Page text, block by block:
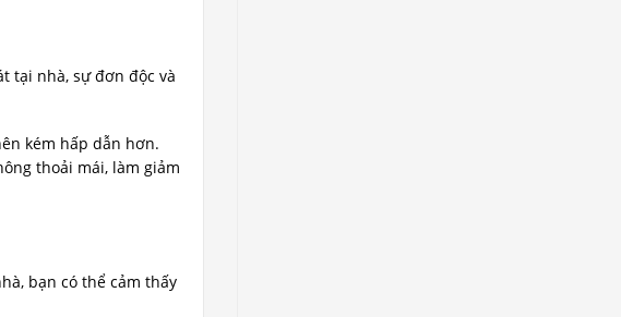
tại nhà, sự đơn độc và
kém hấp dẫn hơn.
thoải mái, làm giảm
bạn có thể cảm thấy